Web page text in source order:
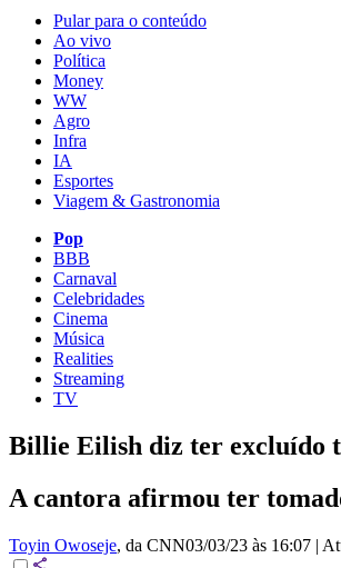
Pular para o conteúdo
Ao vivo
Política
Money
WW
Agro
Infra
IA
Esportes
Viagem & Gastronomia
Pop
BBB
Carnaval
Celebridades
Cinema
Música
Realities
Streaming
TV
Billie Eilish diz ter excluído
A cantora afirmou ter
Toyin Owoseje, da CNN03/03/23 às 16:07 |